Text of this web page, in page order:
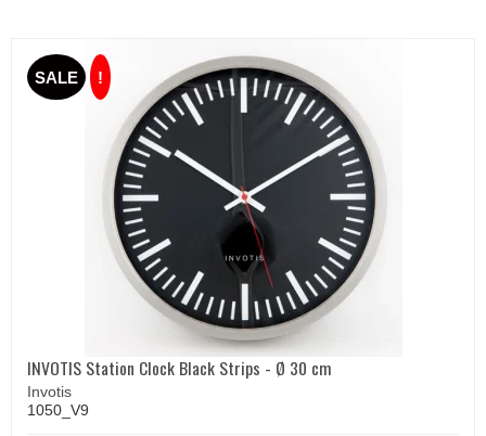
SALE !
INVOTIS Station Clock Black Strips - Ø 30 cm
Invotis
1050_V9